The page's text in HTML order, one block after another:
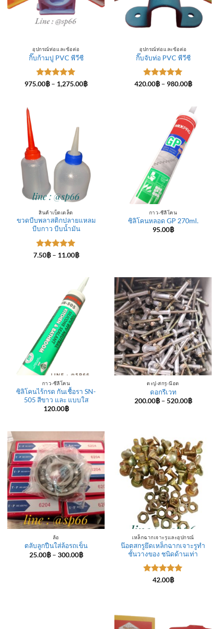
อุปกรณ์ท่อและข้อต่อ
กิ๊บก้ามปู PVC พีวีซี
ให้คะแนน
975.00฿ – 1,275.00฿Price
อุปกรณ์ท่อและข้อต่อ
กิ๊บจับท่อ PVC พีวีซี
ให้คะแนน
420.00฿ – 980.00฿Price
980.00฿
สินค้าเบ็ดเตล็ด
ขวดบีบพลาสติกปลายแหลม
บีบกาว บีบน้ำมัน
ให้คะแนน
7.50฿ – 11.00฿Price
11.00฿
กาว-ซีลีโคน
ซิลิโคนหลอด GP 270ml.
95.00฿
กาว-ซีลีโคน
ซิลิโคนไร้กรด กันเชื้อรา SN-
505 สีขาว และ แบบใส
120.00฿
ตะปู-สกรู-น๊อต
ดอกรีเวท
200.00฿ – 520.00฿Price
ล้อ
ตลับลูกปืนใส่ล้อรถเข็น
25.00฿ – 300.00฿Price
เหล็กฉากเจาะรูและอุปกรณ์
น๊อตสกรูยึดเหล็กฉากเจาะรูทำ
ชั้นวางของ ชนิดด้านเท่า
ให้คะแนน
42.00฿